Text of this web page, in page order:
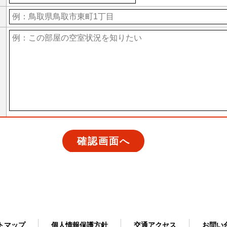
マップ 個人情報保護方針 交通アクセス お問い